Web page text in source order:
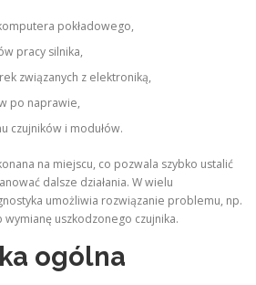
pokładowego,
pracy silnika,
związanych z elektroniką,
po naprawie,
czujników i modułów.
na miejscu, co pozwala szybko ustalić
dalsze działania. W wielu
umożliwia rozwiązanie problemu, np.
uszkodzonego czujnika.
ogólna